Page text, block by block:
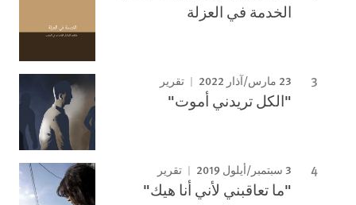
الخدمة في العزلة
23 مارس/آذار 2022 تقرير
"الكل تريدني أموت"
3 سبتمبر/أيلول 2019 تقرير
"ما تعاقبني لأني أنا هيك"